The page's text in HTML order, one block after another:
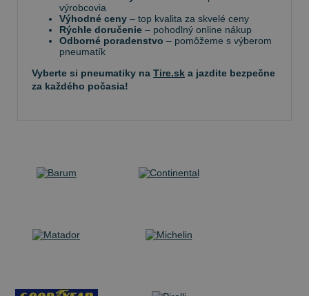
výrobcovia
Výhodné ceny – top kvalita za skvelé ceny
Rýchle doručenie – pohodlný online nákup
Odborné poradenstvo – pomôžeme s výberom
pneumatík
Vyberte si pneumatiky na Tire.sk a jazdite bezpečne
za každého počasia!